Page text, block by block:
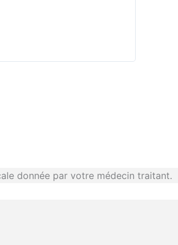
donnée par votre médecin traitant.